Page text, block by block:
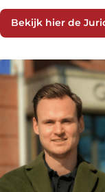
Bekijk hier de